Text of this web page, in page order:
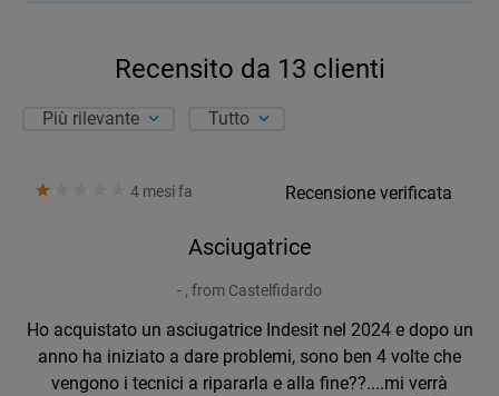
Recensito da 13 clienti
Più rilevante Tutto
4 mesi fa Recensione verificata
Asciugatrice
- , from Castelfidardo
Ho acquistato un asciugatrice Indesit nel 2024 e dopo un
anno ha iniziato a dare problemi, sono ben 4 volte che
vengono i tecnici a ripararla e alla fine??....mi verrà